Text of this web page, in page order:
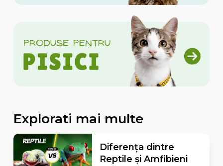
Explorati mai multe
Diferența dintre
Reptile și Amfibieni